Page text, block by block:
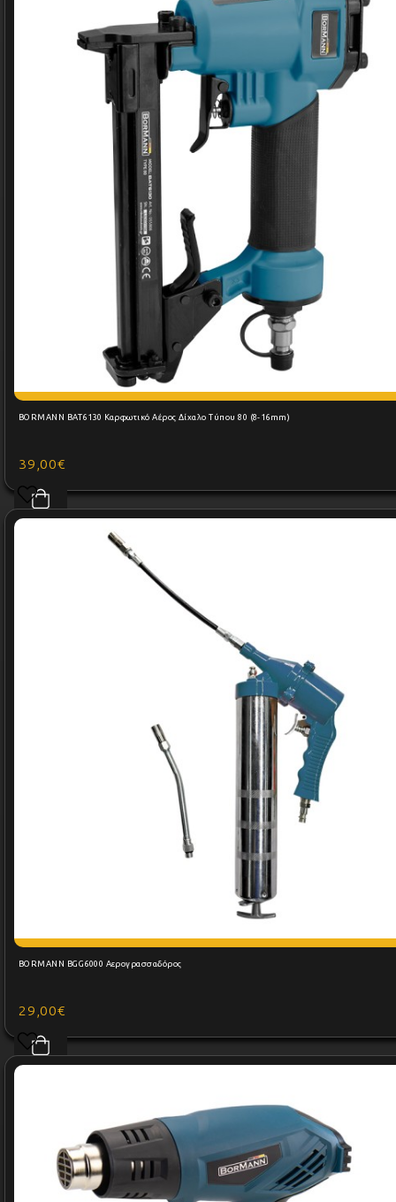
BORMANN BAT6130 Καρφωτικό Αέρος Δίχαλο Τύπου 80 (8-16mm)
39,00€
BORMANN BGG6000 Αερογρασσαδόρος
29,00€